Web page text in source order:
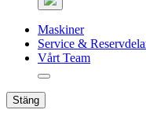
Maskiner
Service &
Vårt Team
Stäng